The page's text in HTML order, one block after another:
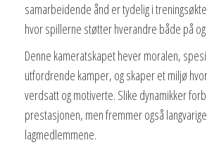
samarbeidende ånd er tydelig i
hvor spillerne støtter hverandre både på
Denne kameratskapet hever moralen,
utfordrende kamper, og skaper et miljø
verdsatt og motiverte. Slike dynamikker
prestasjonen, men fremmer også
lagmedlemmene.